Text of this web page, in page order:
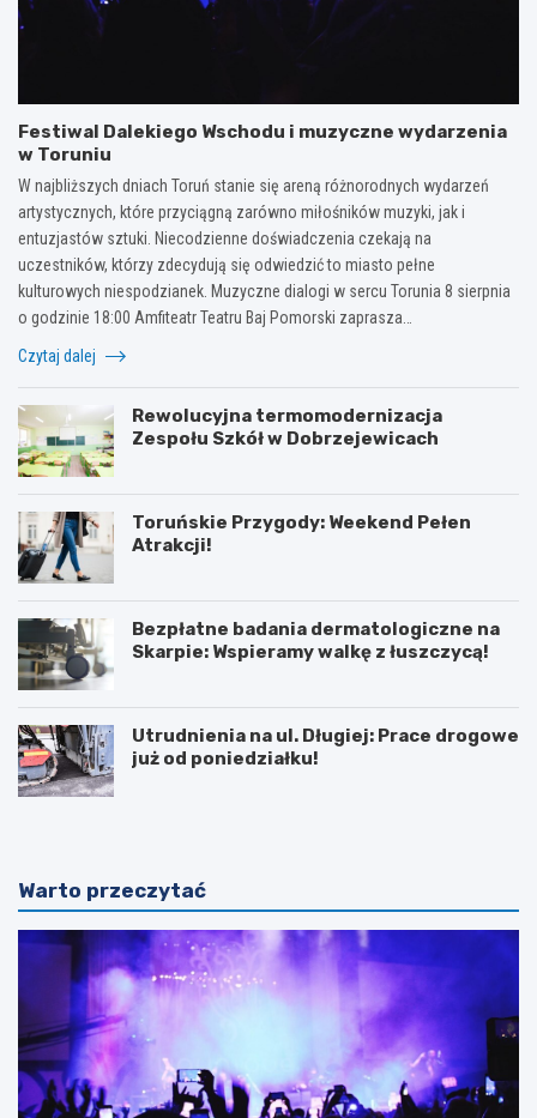
Festiwal Dalekiego Wschodu i muzyczne wydarzenia
w Toruniu
W najbliższych dniach Toruń stanie się areną różnorodnych wydarzeń
artystycznych, które przyciągną zarówno miłośników muzyki, jak i
entuzjastów sztuki. Niecodzienne doświadczenia czekają na
uczestników, którzy zdecydują się odwiedzić to miasto pełne
kulturowych niespodzianek. Muzyczne dialogi w sercu Torunia 8 sierpnia
o godzinie 18:00 Amfiteatr Teatru Baj Pomorski zaprasza…
Czytaj dalej
Rewolucyjna termomodernizacja
Zespołu Szkół w Dobrzejewicach
Toruńskie Przygody: Weekend Pełen
Atrakcji!
Bezpłatne badania dermatologiczne na
Skarpie: Wspieramy walkę z łuszczycą!
Utrudnienia na ul. Długiej: Prace drogowe
już od poniedziałku!
Warto przeczytać